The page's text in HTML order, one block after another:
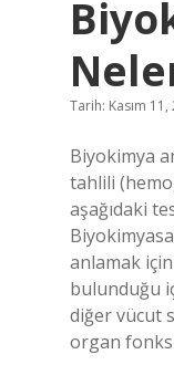
Tarih: Kasım 11,
Biyokimya
tahlili
aşağıdaki
anlamak
bulunduğu
diğer vücut
organ